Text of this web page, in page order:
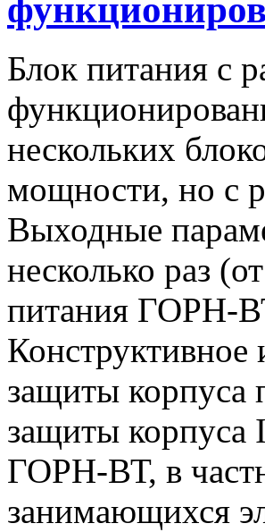
Блок питания с
нескольких
мощности, но с
Выходные
несколько раз
питания ГОРН-
Конструктивное
защиты корпуса
защиты корпуса
ГОРН-ВТ, в
занимающихся